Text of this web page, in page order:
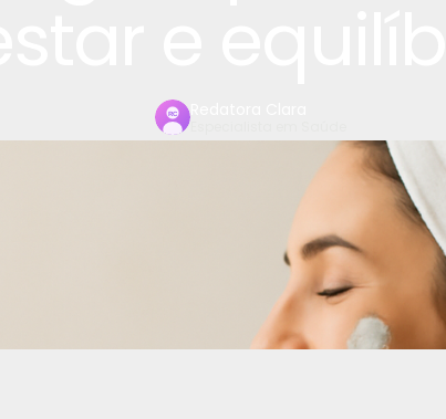
Redatora Clara
Especialista em Saúde